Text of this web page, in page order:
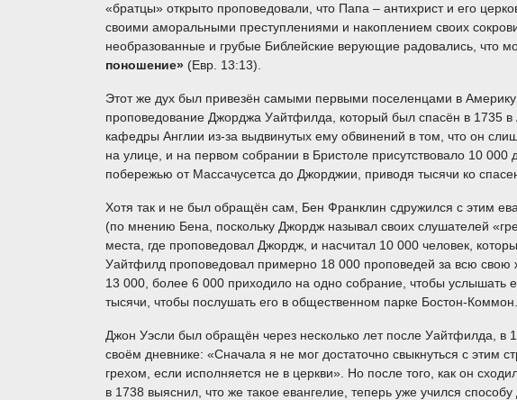
«братцы» открыто проповедовали, что Папа – антихрист и его
своими аморальными преступлениями и накоплением своих
необразованные и грубые Библейские верующие радовались, что
поношение» (Евр. 13:13).
Этот же дух был привезён самыми первыми поселенцами в
проповедование Джорджа Уайтфилда, который был спасён в 1735
кафедры Англии из-за выдвинутых ему обвинений в том, что он
на улице, и на первом собрании в Бристоле присутствовало 10
побережью от Массачусетса до Джорджии, приводя тысячи ко
Хотя так и не был обращён сам, Бен Франклин сдружился с этим
(по мнению Бена, поскольку Джордж называл своих слушателей
места, где проповедовал Джордж, и насчитал 10 000 человек,
Уайтфилд проповедовал примерно 18 000 проповедей за всю свою
13 000, более 6 000 приходило на одно собрание, чтобы услышать
тысячи, чтобы послушать его в общественном парке Бостон-Коммон.
Джон Уэсли был обращён через несколько лет после Уайтфилда,
своём дневнике: «Сначала я не мог достаточно свыкнуться с этим
грехом, если исполняется не в церкви». Но после того, как он
в 1738 выяснил, что же такое евангелие, теперь уже учился